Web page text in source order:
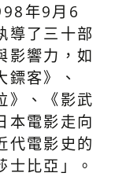
年9月6
導了三十部
影響力，如
鏢客》、
》、《影武
本電影走向
代電影史的
比亞」。